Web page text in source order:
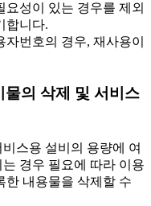
요성이 있는 경우를 제외
합니다.
번호의 경우, 재사용이
물의 삭제 및 서비스
스용 설비의 용량에 여
경우 필요에 따라 이용
한 내용물을 삭제할 수